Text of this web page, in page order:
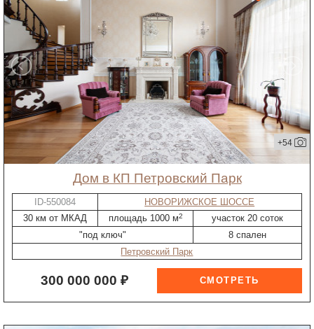
+54
дом в КП Петровский Парк
ID-550084
НОВОРИЖСКОЕ ШОССЕ
30 км от МКАД
площадь 1000 м2
участок 20 соток
"под ключ"
8 спален
Петровский Парк
300 000 000 ₽